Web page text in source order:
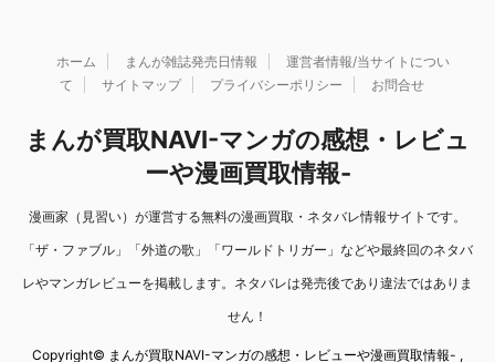
ホーム まんが雑誌発売日情報
運営者情報/当サイトについ
て
サイトマップ プライバシーポリシー お問合せ
まんが買取NAVI-マンガの感想・レビュ
ーや漫画買取情報-
漫画家（見習い）が運営する無料の漫画買取・ネタバレ情報サイトです。
「ザ・ファブル」「外道の歌」「ワールドトリガー」などや最終回のネタバ
レやマンガレビューを掲載します。ネタバレは発売後であり違法ではありま
せん！
Copyright© まんが買取NAVI-マンガの感想・レビューや漫画買取情報- ,